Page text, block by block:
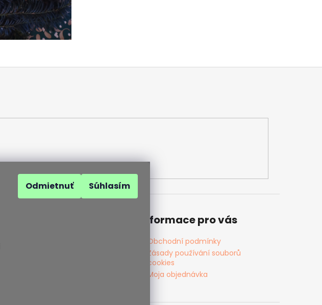
Odmietnuť Súhlasím
Informace pro vás
Obchodní podmínky
Zásady používání souborů
cookies
Moja objednávka